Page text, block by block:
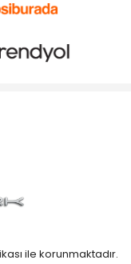
ile korunmaktadır.